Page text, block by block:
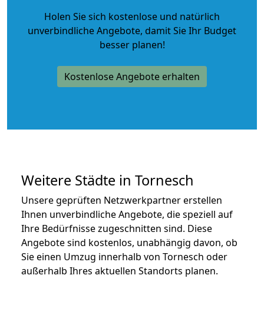
Holen Sie sich kostenlose und natürlich
unverbindliche Angebote, damit Sie Ihr Budget
besser planen!
Kostenlose Angebote erhalten
Weitere Städte in Tornesch
Unsere geprüften Netzwerkpartner erstellen
Ihnen unverbindliche Angebote, die speziell auf
Ihre Bedürfnisse zugeschnitten sind. Diese
Angebote sind kostenlos, unabhängig davon, ob
Sie einen Umzug innerhalb von Tornesch oder
außerhalb Ihres aktuellen Standorts planen.